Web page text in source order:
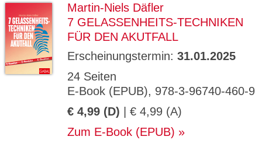
Martin-Niels Däfler
7 GELASSENHEITS-TECHNIKEN
FÜR DEN AKUTFALL
Erscheinungstermin: 31.01.2025
24 Seiten
E-Book (EPUB), 978-3-96740-460-9
€ 4,99 (D) | € 4,99 (A)
Zum E-Book (EPUB)